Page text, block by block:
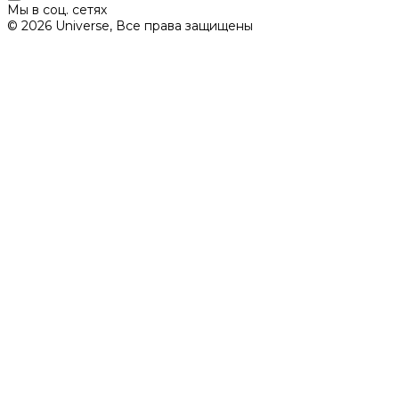
Мы в соц. сетях
© 2026 Universe, Все права защищены